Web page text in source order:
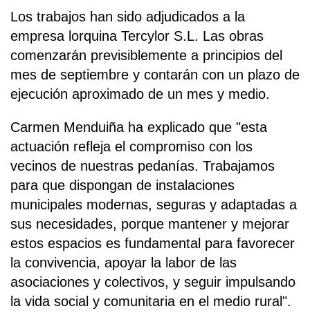
Los trabajos han sido adjudicados a la
empresa lorquina Tercylor S.L. Las obras
comenzarán previsiblemente a principios del
mes de septiembre y contarán con un plazo de
ejecución aproximado de un mes y medio.
Carmen Menduiña ha explicado que "esta
actuación refleja el compromiso con los
vecinos de nuestras pedanías. Trabajamos
para que dispongan de instalaciones
municipales modernas, seguras y adaptadas a
sus necesidades, porque mantener y mejorar
estos espacios es fundamental para favorecer
la convivencia, apoyar la labor de las
asociaciones y colectivos, y seguir impulsando
la vida social y comunitaria en el medio rural".